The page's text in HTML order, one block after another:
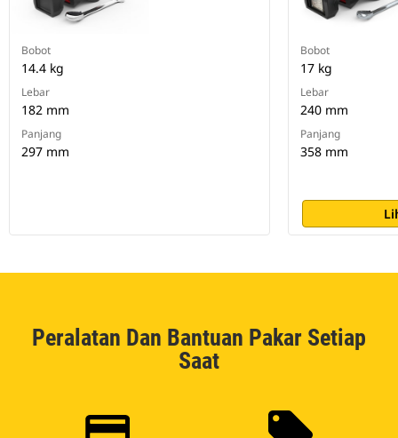
Bobot
14.4 kg
Lebar
182 mm
Panjang
297 mm
Bobot
17 kg
Lebar
240 mm
Panjang
358 mm
Peralatan Dan Bantuan Pakar Setiap
Saat